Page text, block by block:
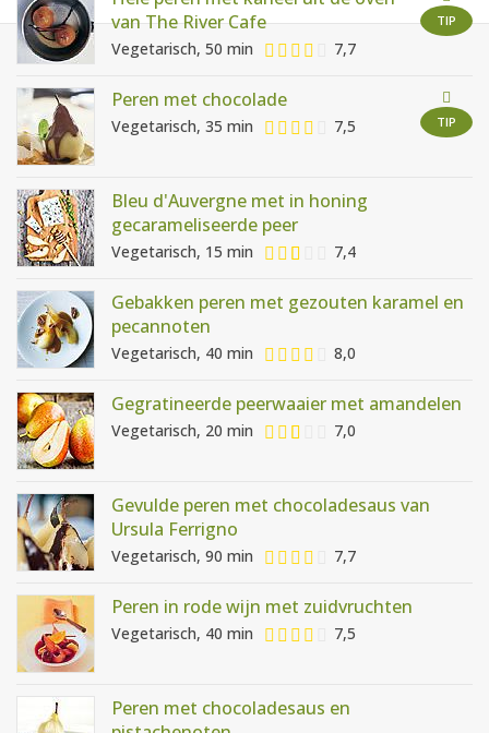
AANMELDEN
RECEPTEN
WEEKMENU'S
TIP
van The River Cafe
Vegetarisch, 50 min 7,7
TIP
Peren met chocolade
Vegetarisch, 35 min 7,5
Bleu d'Auvergne met in honing
gecarameliseerde peer
Vegetarisch, 15 min 7,4
Gebakken peren met gezouten karamel en
pecannoten
Vegetarisch, 40 min 8,0
Gegratineerde peerwaaier met amandelen
Vegetarisch, 20 min 7,0
Gevulde peren met chocoladesaus van
Ursula Ferrigno
Vegetarisch, 90 min 7,7
Peren in rode wijn met zuidvruchten
Vegetarisch, 40 min 7,5
Peren met chocoladesaus en